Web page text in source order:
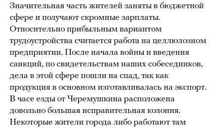
Значительная часть жителей заняты в бюджетной
сфере и получают скромные зарплаты.
Относительно прибыльным вариантом
трудоустройства считается работа на целлюлозном
предприятии. После начала войны и введения
санкций, по свидетельствам наших собеседников,
дела в этой сфере пошли на спад, так как
продукция в основном изготавливалась на экспорт.
В часе езды от Черемушкина расположена
довольно большая исправительная колония.
Некоторые жители города либо работают там